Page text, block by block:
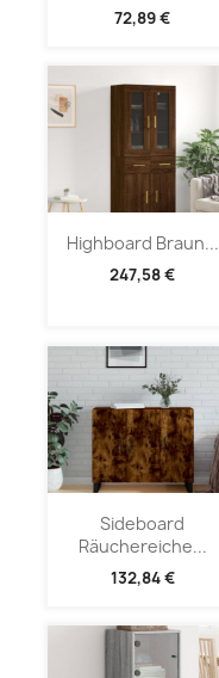
72,89 €
Highboard Braun...
247,58 €
Sideboard
Räuchereiche...
132,84 €